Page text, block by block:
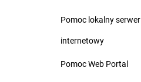
Pomoc lokalny serwer
internetowy
Pomoc Web Portal